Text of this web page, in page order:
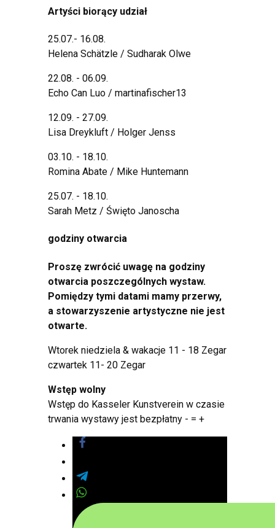
Artyści biorący udział
25.07.- 16.08.
Helena Schätzle / Sudharak Olwe
22.08. - 06.09.
Echo Can Luo / martinafischer13
12.09. - 27.09.
Lisa Dreykluft / Holger Jenss
03.10. - 18.10.
Romina Abate / Mike Huntemann
25.07. - 18.10.
Sarah Metz / Święto Janoscha
godziny otwarcia
Proszę zwrócić uwagę na godziny
otwarcia poszczególnych wystaw.
Pomiędzy tymi datami mamy przerwy,
a stowarzyszenie artystyczne nie jest
otwarte.
Wtorek niedziela & wakacje 11 - 18 Zegar
czwartek 11- 20 Zegar
Wstęp wolny
Wstęp do Kasseler Kunstverein w czasie
trwania wystawy jest bezpłatny - = +